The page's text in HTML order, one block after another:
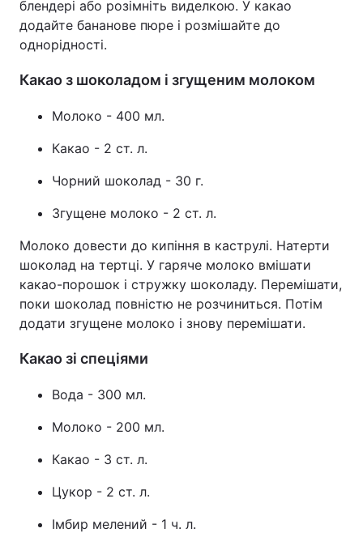
блендері або розімніть виделкою. У какао
додайте бананове пюре і розмішайте до
однорідності.
Какао з шоколадом і згущеним молоком
Молоко - 400 мл.
Какао - 2 ст. л.
Чорний шоколад - 30 г.
Згущене молоко - 2 ст. л.
Молоко довести до кипіння в каструлі. Натерти
шоколад на тертці. У гаряче молоко вмішати
какао-порошок і стружку шоколаду. Перемішати,
поки шоколад повністю не розчиниться. Потім
додати згущене молоко і знову перемішати.
Какао зі спеціями
Вода - 300 мл.
Молоко - 200 мл.
Какао - 3 ст. л.
Цукор - 2 ст. л.
Імбир мелений - 1 ч. л.